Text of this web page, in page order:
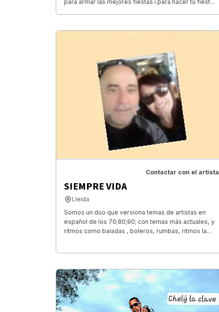
para armar las mejores fiestas i para hacer tú fiest...
Contactar con el artista
SIEMPRE VIDA
Lleida
Somos un dúo que versiona temas de artistas en
español de los 70;80;90; con temas más actuales, y
ritmos como baladas , boleros, rumbas, ritmos la...